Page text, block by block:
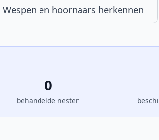
Wespen en hoornaars herkennen
0
behandelde nesten